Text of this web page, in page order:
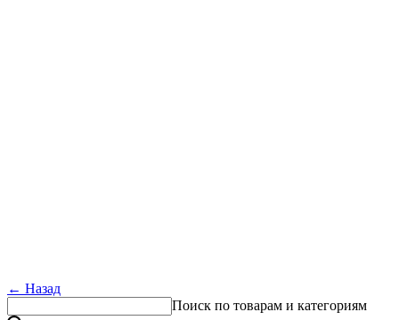
← Назад
Поиск по товарам и категориям